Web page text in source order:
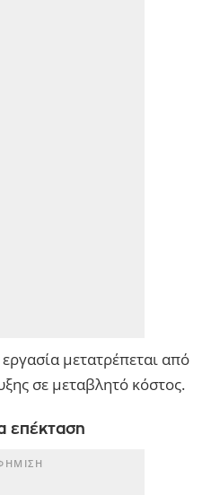
μετατρέπεται από
σε μεταβλητό κόστος.
επέκταση